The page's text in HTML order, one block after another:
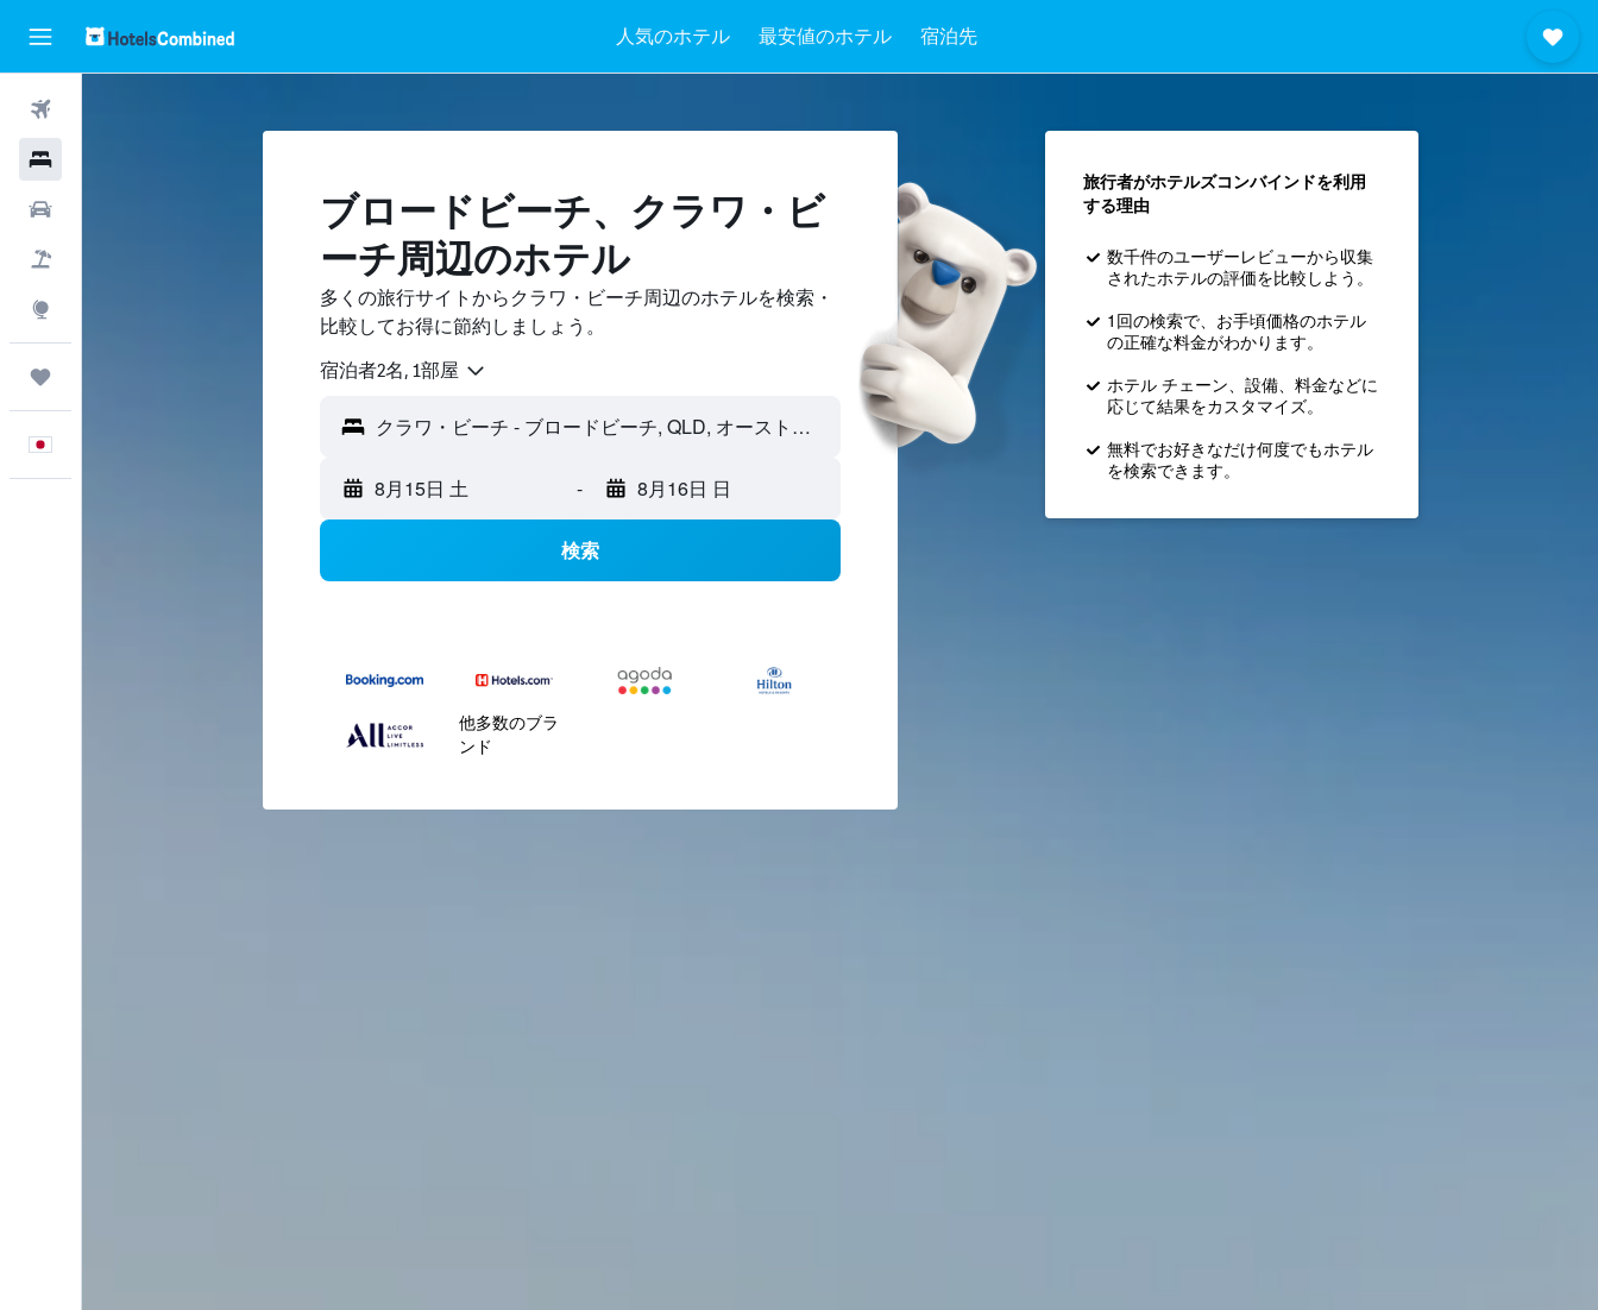
人気のホテル 最安値のホテル 宿泊先
ブロードビーチ​、クラワ・ビ
ーチ周辺のホテル
多くの旅行サイトからクラワ・ビーチ周辺のホテルを検索・
比較してお得に節約しましょう。
宿泊者2名, 1​部屋
8月15日 土 - 8月16日 日
検索
他多数のブラ
ンド
旅行者がホテルズコンバインド​を利用
する理由
数千件のユーザーレビューから収集
されたホテルの評価を比較しよう。
1回の検索で、お手頃価格のホテル
の正確な料金がわかります。
ホテル チェーン、設備、料金などに
応じて結果をカスタマイズ。
無料でお好きなだけ何度でもホテル
を検索できます。